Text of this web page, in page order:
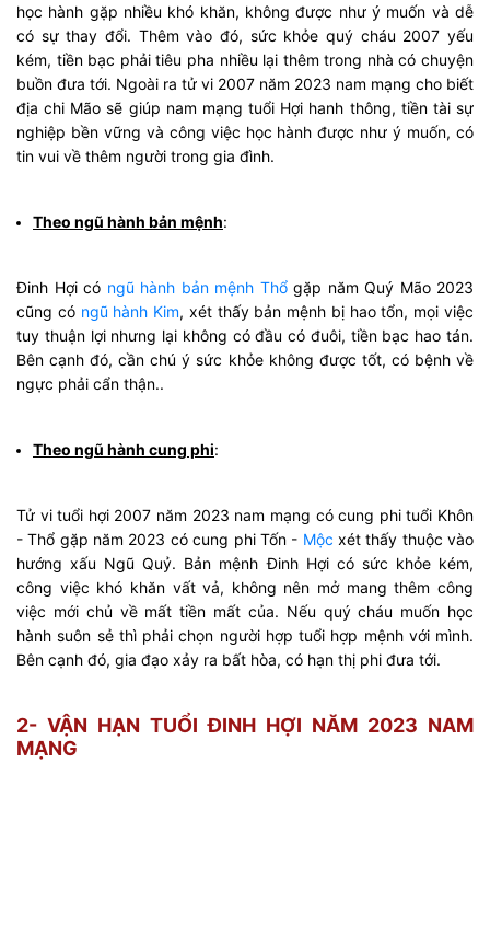
học hành gặp nhiều khó khăn, không được như ý muốn và dễ
có sự thay đổi. Thêm vào đó, sức khỏe quý cháu 2007 yếu
kém, tiền bạc phải tiêu pha nhiều lại thêm trong nhà có chuyện
buồn đưa tới. Ngoài ra tử vi 2007 năm 2023 nam mạng cho biết
địa chi Mão sẽ giúp nam mạng tuổi Hợi hanh thông, tiền tài sự
nghiệp bền vững và công việc học hành được như ý muốn, có
tin vui về thêm người trong gia đình.
Theo ngũ hành bản mệnh:
Đinh Hợi có ngũ hành bản mệnh Thổgặp năm Quý Mão 2023
cũng có ngũ hành Kim, xét thấy bản mệnh bị hao tổn, mọi việc
tuy thuận lợi nhưng lại không có đầu có đuôi, tiền bạc hao tán.
Bên cạnh đó, cần chú ý sức khỏe không được tốt, có bệnh về
ngực phải cẩn thận..
Theo ngũ hành cung phi:
Tử vi tuổi hợi 2007 năm 2023 nam mạng có cung phi tuổi Khôn
- Thổ gặp năm 2023 có cung phi Tốn - Mộc xét thấy thuộc vào
hướng xấu Ngũ Quỷ. Bản mệnh Đinh Hợi có sức khỏe kém,
công việc khó khăn vất vả, không nên mở mang thêm công
việc mới chủ về mất tiền mất của. Nếu quý cháu muốn học
hành suôn sẻ thì phải chọn người hợp tuổi hợp mệnh với mình.
Bên cạnh đó, gia đạo xảy ra bất hòa, có hạn thị phi đưa tới.
2- VẬN HẠN TUỔI ĐINH HỢI NĂM 2023 NAM
MẠNG